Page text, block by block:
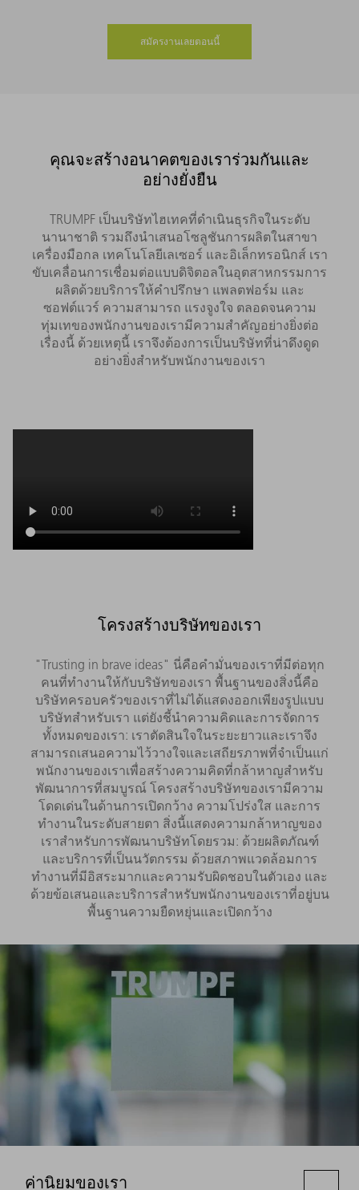
สมัครงานเลยตอนนี้
คุณจะสร้างอนาคตของเราร่วมกันและ
อย่างยั่งยืน
TRUMPF เป็นบริษัทไฮเทคที่ดำเนินธุรกิจในระดับ
นานาชาติ รวมถึงนำเสนอโซลูชันการผลิตในสาขา
เครื่องมือกล เทคโนโลยีเลเซอร์ และอิเล็กทรอนิกส์ เรา
ขับเคลื่อนการเชื่อมต่อแบบดิจิตอลในอุตสาหกรรมการ
ผลิตด้วยบริการให้คำปรึกษา แพลตฟอร์ม และ
ซอฟต์แวร์ ความสามารถ แรงจูงใจ ตลอดจนความ
ทุ่มเทของพนักงานของเรามีความสำคัญอย่างยิ่งต่อ
เรื่องนี้ ด้วยเหตุนี้ เราจึงต้องการเป็นบริษัทที่น่าดึงดูด
อย่างยิ่งสำหรับพนักงานของเรา
โครงสร้างบริษัทของเรา
"Trusting in brave ideas" นี่คือคำมั่นของเราที่มีต่อทุก
คนที่ทำงานให้กับบริษัทของเรา พื้นฐานของสิ่งนี้คือ
บริษัทครอบครัวของเราที่ไม่ได้แสดงออกเพียงรูปแบบ
บริษัทสำหรับเรา แต่ยังชี้นำความคิดและการจัดการ
ทั้งหมดของเรา: เราตัดสินใจในระยะยาวและเราจึง
สามารถเสนอความไว้วางใจและเสถียรภาพที่จำเป็นแก่
พนักงานของเราเพื่อสร้างความคิดที่กล้าหาญสำหรับ
พัฒนาการที่สมบูรณ์ โครงสร้างบริษัทของเรามีความ
โดดเด่นในด้านการเปิดกว้าง ความโปร่งใส และการ
ทำงานในระดับสายตา สิ่งนี้แสดงความกล้าหาญของ
เราสำหรับการพัฒนาบริษัทโดยรวม: ด้วยผลิตภัณฑ์
และบริการที่เป็นนวัตกรรม ด้วยสภาพแวดล้อมการ
ทำงานที่มีอิสระมากและความรับผิดชอบในตัวเอง และ
ด้วยข้อเสนอและบริการสำหรับพนักงานของเราที่อยู่บน
พื้นฐานความยืดหยุ่นและเปิดกว้าง
ค่านิยมของเรา